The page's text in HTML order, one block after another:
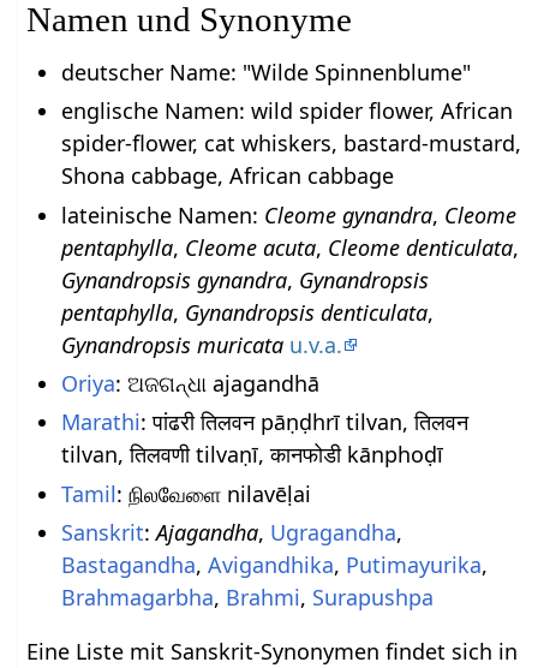
Namen und Synonyme
deutscher Name: "Wilde Spinnenblume"
englische Namen: wild spider flower, African
spider-flower, cat whiskers, bastard-mustard,
Shona cabbage, African cabbage
lateinische Namen: Cleome gynandra, Cleome
pentaphylla, Cleome acuta, Cleome denticulata,
Gynandropsis gynandra, Gynandropsis
pentaphylla, Gynandropsis denticulata,
Gynandropsis muricata u.v.a.
Oriya: ଅଜଗନ୍ଧା ajagandhā
Marathi: पांढरी तिलवन pāṇḍhrī tilvan, तिलवन
tilvan, तिलवणी tilvaṇī, कानफोडी kānphoḍī
Tamil: நிலவேளை nilavēḷai
Sanskrit:Ajagandha, Ugragandha,
Bastagandha, Avigandhika, Putimayurika,
Brahmagarbha, Brahmi, Surapushpa
Eine Liste mit Sanskrit-Synonymen findet sich in